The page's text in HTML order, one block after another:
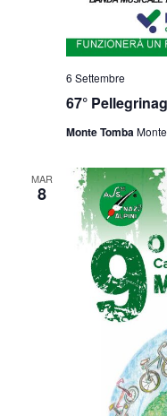
67°
6 Settembre
Monte Tomba
MAR
8